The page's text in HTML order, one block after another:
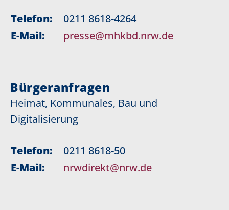
Telefon:
0211 8618-4264
E-Mail:
presse@mhkbd.nrw.de
Bürgeranfragen
Heimat, Kommunales, Bau und
Digitalisierung
Telefon:
0211 8618-50
E-Mail:
nrwdirekt@nrw.de